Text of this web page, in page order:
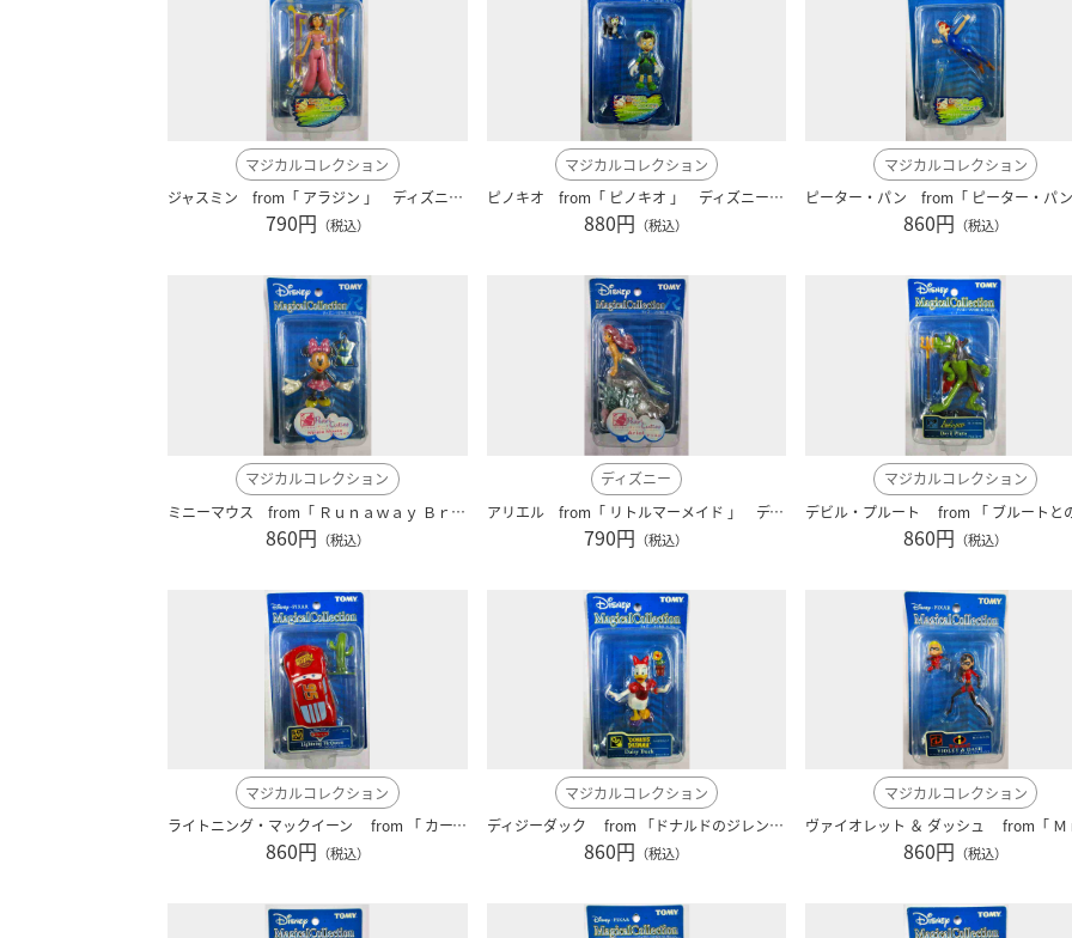
マジカルコレクション
ジャスミン from「 アラジン 」 ディズニー r013
790円 （税込）
マジカルコレクション
ピノキオ from「 ピノキオ 」 ディズニー r012
880円 （税込）
マジカルコレクション
860円 （税込）
マジカルコレクション
ミニーマウス from「 Ｒｕｎａｗａｙ Ｂｒａｉｎ 」 ディズニー r009
860円 （税込）
ディズニー
アリエル from「 リトルマーメイド 」 ディズニー r008
790円 （税込）
マジカルコレクション
860円 （税込）
マジカルコレクション
ライトニング・マックイーン from 「 カーズ 」 ディズニー blue139
860円 （税込）
マジカルコレクション
ディジーダック from 「ドナルドのジレンマ」 ディズニー １２９ blue129
860円 （税込）
マジカルコレクション
860円 （税込）